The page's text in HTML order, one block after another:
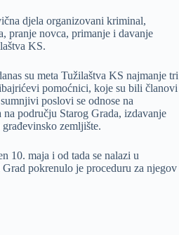
djela organizovani kriminal,
pranje novca, primanje i davanje
KS.
su meta Tužilaštva KS najmanje tri
pomoćnici, koje su bili članovi
poslovi se odnose na
području Starog Grada, izdavanje
zemljište.
10. maja i od tada se nalazi u
pokrenulo je proceduru za njegov